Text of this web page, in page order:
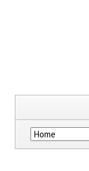
Navigation
überspringen